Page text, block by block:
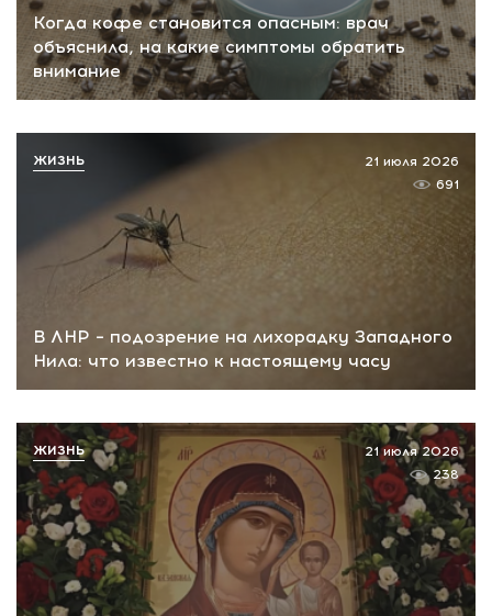
Когда кофе становится опасным: врач
объяснила, на какие симптомы обратить
внимание
В ЛНР – подозрение на лихорадку Западного
Нила: что известно к настоящему часу
21 июля 2026
691
ЖИЗНЬ
21 июля 2026
238
ЖИЗНЬ